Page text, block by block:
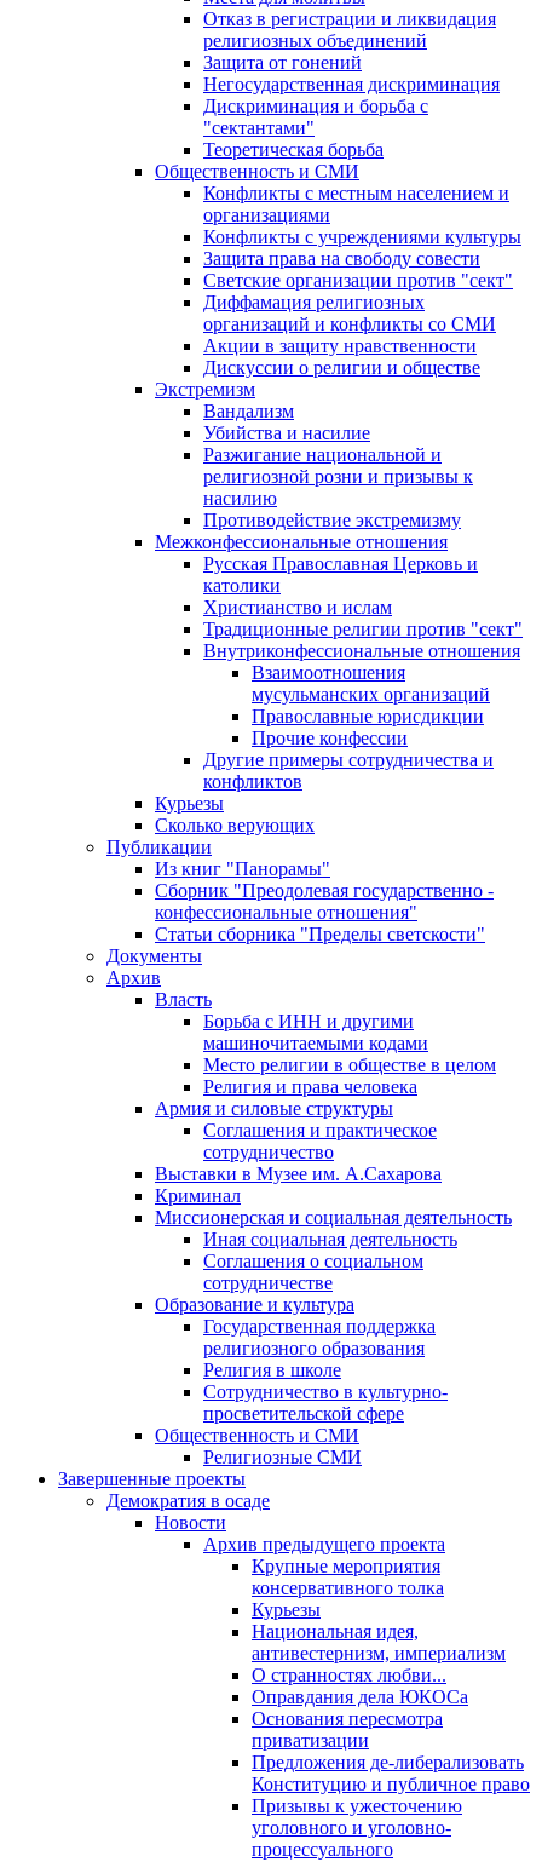
Отказ в регистрации и ликвидация
религиозных объединений
Защита от гонений
Негосударственная дискриминация
Дискриминация и борьба с
"сектантами"
Теоретическая борьба
Общественность и СМИ
Конфликты с местным населением и
организациями
Конфликты с учреждениями культуры
Защита права на свободу совести
Светские организации против "сект"
Диффамация религиозных
организаций и конфликты со СМИ
Акции в защиту нравственности
Дискуссии о религии и обществе
Экстремизм
Вандализм
Убийства и насилие
Разжигание национальной и
религиозной розни и призывы к
насилию
Противодействие экстремизму
Межконфессиональные отношения
Русская Православная Церковь и
католики
Христианство и ислам
Традиционные религии против "сект"
Внутриконфессиональные отношения
Взаимоотношения
мусульманских организаций
Православные юрисдикции
Прочие конфессии
Другие примеры сотрудничества и
конфликтов
Курьезы
Сколько верующих
Публикации
Из книг "Панорамы"
Сборник "Преодолевая государственно -
конфессиональные отношения"
Статьи сборника "Пределы светскости"
Документы
Архив
Власть
Борьба с ИНН и другими
машиночитаемыми кодами
Место религии в обществе в целом
Религия и права человека
Армия и силовые структуры
Соглашения и практическое
сотрудничество
Выставки в Музее им. А.Сахарова
Криминал
Миссионерская и социальная деятельность
Иная социальная деятельность
Соглашения о социальном
сотрудничестве
Образование и культура
Государственная поддержка
религиозного образования
Религия в школе
Сотрудничество в культурно-
просветительской сфере
Общественность и СМИ
Религиозные СМИ
Завершенные проекты
Демократия в осаде
Новости
Архив предыдущего проекта
Крупные мероприятия
консервативного толка
Курьезы
Национальная идея,
антивестернизм, империализм
О странностях любви...
Оправдания дела ЮКОСа
Основания пересмотра
приватизации
Предложения де-либерализовать
Конституцию и публичное право
Призывы к ужесточению
уголовного и уголовно-
процессуального